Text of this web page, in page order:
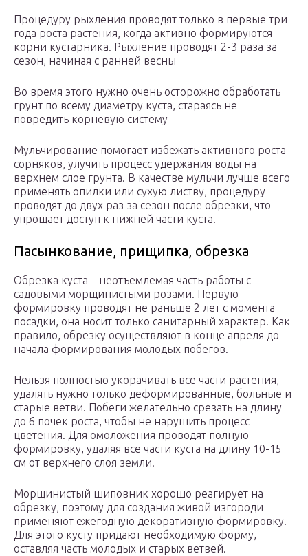
Процедуру рыхления проводят только в первые три
года роста растения, когда активно формируются
корни кустарника. Рыхление проводят 2-3 раза за
сезон, начиная с ранней весны
Во время этого нужно очень осторожно обработать
грунт по всему диаметру куста, стараясь не
повредить корневую систему
Мульчирование помогает избежать активного роста
сорняков, улучить процесс удержания воды на
верхнем слое грунта. В качестве мульчи лучше всего
применять опилки или сухую листву, процедуру
проводят до двух раз за сезон после обрезки, что
упрощает доступ к нижней части куста.
Пасынкование, прищипка, обрезка
Обрезка куста – неотъемлемая часть работы с
садовыми морщинистыми розами. Первую
формировку проводят не раньше 2 лет с момента
посадки, она носит только санитарный характер. Как
правило, обрезку осуществляют в конце апреля до
начала формирования молодых побегов.
Нельзя полностью укорачивать все части растения,
удалять нужно только деформированные, больные и
старые ветви. Побеги желательно срезать на длину
до 6 почек роста, чтобы не нарушить процесс
цветения. Для омоложения проводят полную
формировку, удаляя все части куста на длину 10-15
см от верхнего слоя земли.
Морщинистый шиповник хорошо реагирует на
обрезку, поэтому для создания живой изгороди
применяют ежегодную декоративную формировку.
Для этого кусту придают необходимую форму,
оставляя часть молодых и старых ветвей.